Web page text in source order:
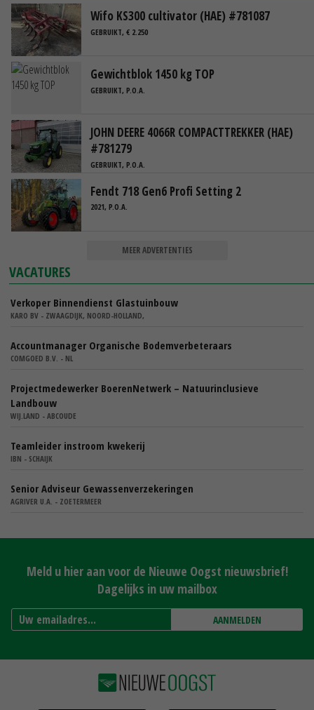
Wifo KS300 cultivator (HAE) #781087
GEBRUIKT, € 2.250
Gewichtblok 1450 kg TOP
GEBRUIKT, P.O.A.
JOHN DEERE 4066R COMPACTTREKKER (HAE)
#781279
GEBRUIKT, P.O.A.
Fendt 718 Gen6 Profi Setting 2
2021, P.O.A.
MEER ADVERTENTIES
VACATURES
Verkoper Binnendienst Glastuinbouw
KARO BV - ZWAAGDIJK, NOORD-HOLLAND,
Accountmanager Organische Bodemverbeteraars
COMGOED B.V. - NL
Projectmedewerker BoerenNetwerk – Natuurinclusieve
Landbouw
WIJ.LAND - ABCOUDE
Teamleider instroom kwekerij
IBN - SCHAIJK
Senior Adviseur Gewassenverzekeringen
AGRIVER U.A. - ZOETERMEER
Meld u hier aan voor de Nieuwe Oogst nieuwsbrief!
Dagelijks in uw mailbox
AANMELDEN